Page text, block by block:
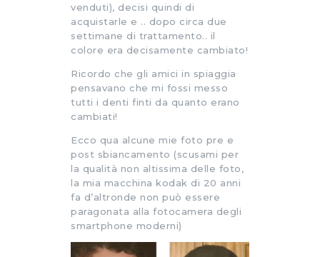
venduti), decisi quindi di
acquistarle e .. dopo circa due
settimane di trattamento.. il
colore era decisamente cambiato!
Ricordo che gli amici in spiaggia
pensavano che mi fossi messo
tutti i denti finti da quanto erano
cambiati!
Ecco qua alcune mie foto pre e
post sbiancamento (scusami per
la qualità non altissima delle foto,
la mia macchina kodak di 20 anni
fa d’altronde non può essere
paragonata alla fotocamera degli
smartphone moderni)